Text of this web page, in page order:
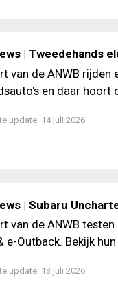
| Tweedehands
van de ANWB
en daar hoort
update: 14 juli 2026
| Subaru
van de ANWB
e-Outback. Bekijk
update: 13 juli 2026